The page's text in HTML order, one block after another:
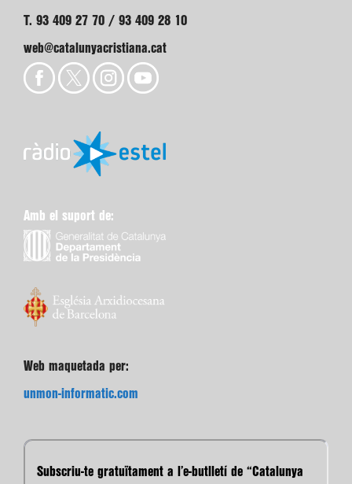
T. 93 409 27 70 / 93 409 28 10
web@catalunyacristiana.cat
Amb el suport de:
Web maquetada per:
unmon-informatic.com
Subscriu-te gratuïtament a l’e-butlletí de “Catalunya